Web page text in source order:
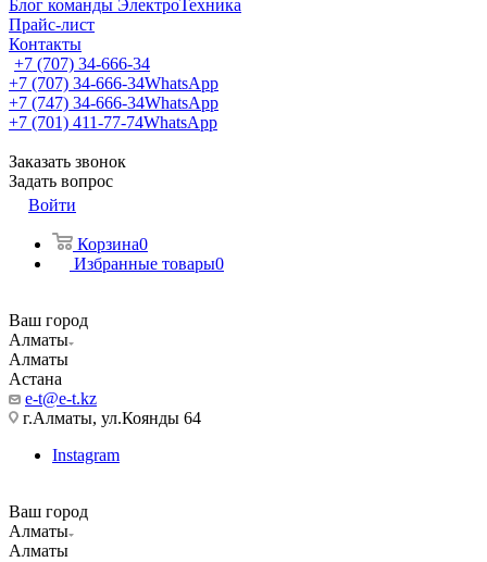
Блог команды ЭлектроТехника
Прайс-лист
Контакты
+7 (707) 34-666-34
+7 (707) 34-666-34WhatsApp
+7 (747) 34-666-34WhatsApp
+7 (701) 411-77-74WhatsApp
Заказать звонок
Задать вопрос
Войти
Корзина0
Избранные товары0
Ваш город
Алматы
Алматы
Астана
e-t@e-t.kz
г.Алматы, ул.Коянды 64
Instagram
Ваш город
Алматы
Алматы